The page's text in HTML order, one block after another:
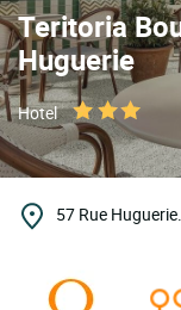
Teritoria
Huguerie
Hotel
57 Rue Huguerie.